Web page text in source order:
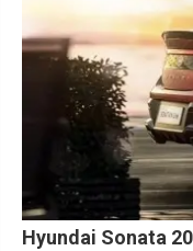
Hyundai Sonata